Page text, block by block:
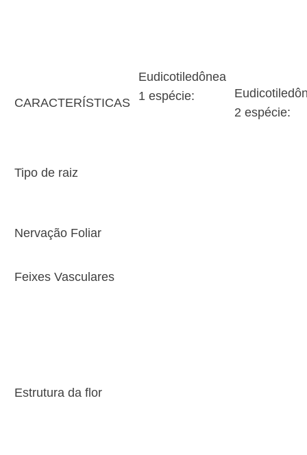
CARACTERÍSTICAS
Eudicotiledônea
1 espécie:
2 espécie:
Tipo de raiz
Nervação Foliar
Feixes Vasculares
Estrutura da flor